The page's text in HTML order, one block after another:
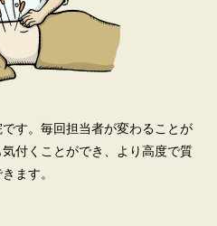
す。毎回担当者が変わることが
付くことができ、より高度で質
ます。